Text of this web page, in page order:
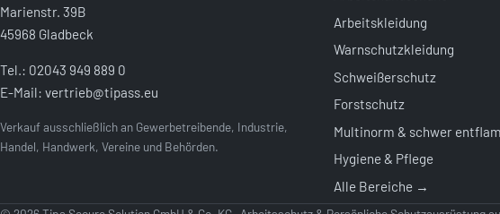
Marienstr. 39B
45968 Gladbeck
Tel.: 02043 949 889 0
E-Mail: vertrieb@tipass.eu
Verkauf ausschließlich an Gewerbetreibende, Industrie,
Handel, Handwerk, Vereine und Behörden.
Arbeitskleidung
Warnschutzkleidung
Schweißerschutz
Forstschutz
Multinorm & schwer
Hygiene & Pflege
Alle Bereiche →